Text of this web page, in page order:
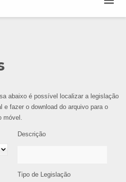
abaixo é possível localizar a legislação
e fazer o download do arquivo para o
móvel.
Descrição
Tipo de Legislação